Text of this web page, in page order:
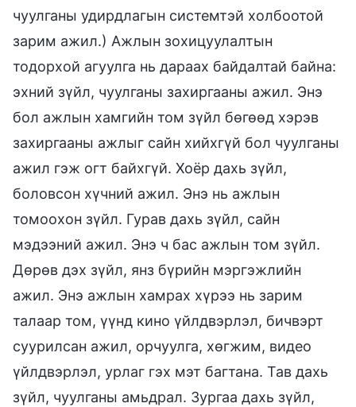
чуулганы удирдлагын системтэй холбоотой
зарим ажил.) Ажлын зохицуулалтын
тодорхой агуулга нь дараах байдалтай байна:
эхний зүйл, чуулганы захиргааны ажил. Энэ
бол ажлын хамгийн том зүйл бөгөөд хэрэв
захиргааны ажлыг сайн хийхгүй бол чуулганы
ажил гэж огт байхгүй. Хоёр дахь зүйл,
боловсон хүчний ажил. Энэ нь ажлын
томоохон зүйл. Гурав дахь зүйл, сайн
мэдээний ажил. Энэ ч бас ажлын том зүйл.
Дөрөв дэх зүйл, янз бүрийн мэргэжлийн
ажил. Энэ ажлын хамрах хүрээ нь зарим
талаар том, үүнд кино үйлдвэрлэл, бичвэрт
суурилсан ажил, орчуулга, хөгжим, видео
үйлдвэрлэл, урлаг гэх мэт багтана. Тав дахь
зүйл, чуулганы амьдрал. Зургаа дахь зүйл,